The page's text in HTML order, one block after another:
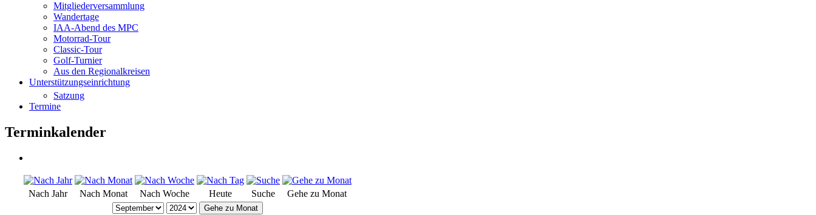
Mitgliederversammlung
Wandertage
IAA-Abend des MPC
Motorrad-Tour
Classic-Tour
Golf-Turnier
Aus den Regionalkreisen
Unterstützungseinrichtung
Satzung
Termine
Terminkalender
Nach Jahr Nach Monat Nach Woche Heute Suche Gehe zu Monat
Gehe zu Monat